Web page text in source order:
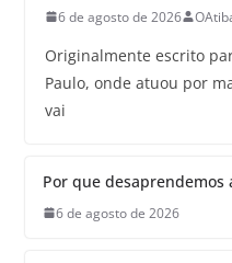
6 de agosto de 2026
Originalmente escrito
Paulo, onde atuou por
vai
Por que desaprendemos
6 de agosto de 2026